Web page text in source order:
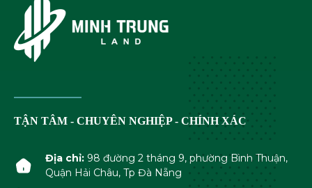
TẬN TÂM - CHUYÊN NGHIỆP - CHÍNH XÁC
Địa chỉ:98 đường 2 tháng 9, phường Bình Thuận,
Quận Hải Châu, Tp Đà Nẵng